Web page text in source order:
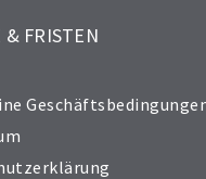
& FRISTEN